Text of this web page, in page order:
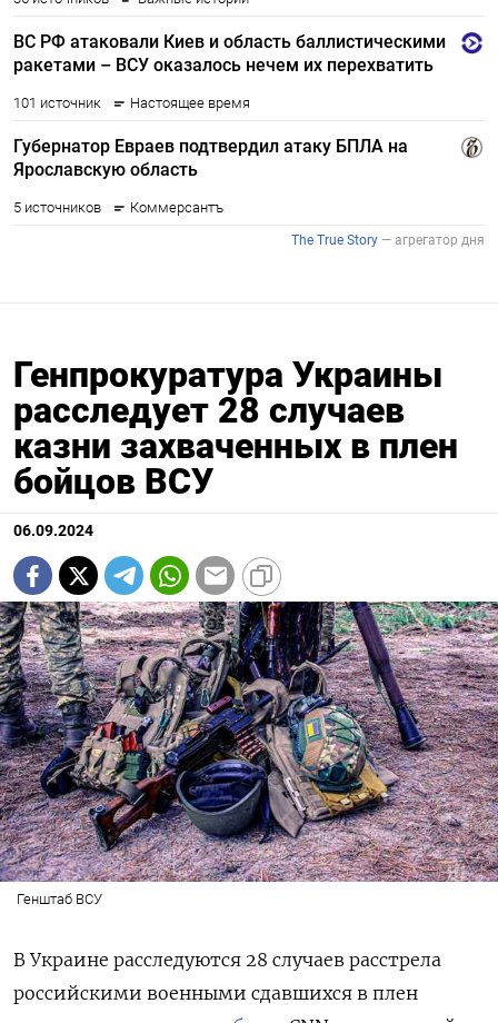
Генпрокуратура Украины
расследует 28 случаев
казни захваченных в плен
бойцов ВСУ
06.09.2024
Генштаб ВСУ
В Украине расследуются 28 случаев расстрела
российскими военными сдавшихся в плен